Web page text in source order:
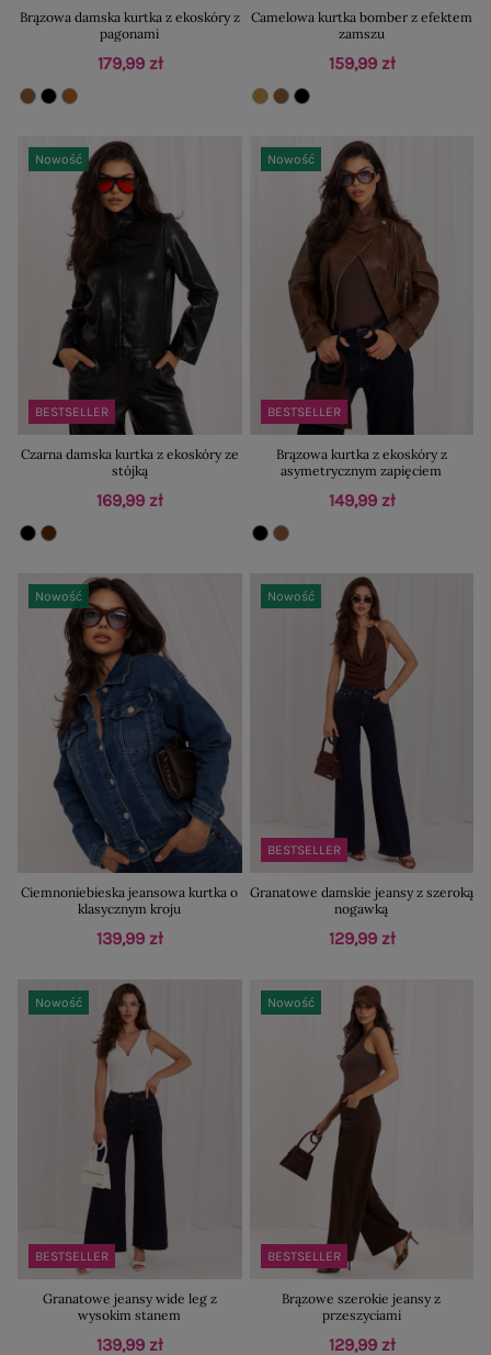
Brązowa damska kurtka z ekoskóry z
pagonami
179,99 zł
Camelowa kurtka bomber z efektem
zamszu
159,99 zł
BESTSELLER
Nowość
Czarna damska kurtka z ekoskóry ze
stójką
169,99 zł
BESTSELLER
Nowość
Brązowa kurtka z ekoskóry z
asymetrycznym zapięciem
149,99 zł
Nowość
Ciemnoniebieska jeansowa kurtka o
klasycznym kroju
139,99 zł
BESTSELLER
Nowość
Granatowe damskie jeansy z szeroką
nogawką
129,99 zł
BESTSELLER
Nowość
Granatowe jeansy wide leg z
wysokim stanem
139,99 zł
BESTSELLER
Nowość
Brązowe szerokie jeansy z
przeszyciami
129,99 zł